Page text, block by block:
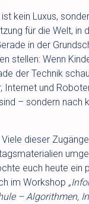
kein Luxus,
für die Welt, in
in der
stellen: Wenn
der Technik
Internet und
– sondern nach
dieser
euch heute ein
im Workshop
– Algorithmen,